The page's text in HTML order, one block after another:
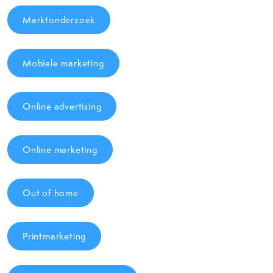
Marktonderzoek
Mobiele marketing
Online advertising
Online marketing
Out of home
Printmarketing